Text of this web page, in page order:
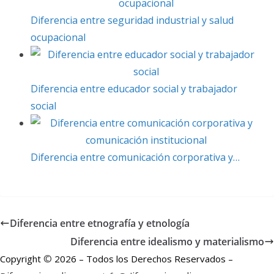
Diferencia entre seguridad industrial y salud
ocupacional
Diferencia entre educador social y trabajador
social
Diferencia entre comunicación corporativa y…
Diferencia entre etnografía y etnología
Diferencia entre idealismo y materialismo
Copyright © 2026 – Todos los Derechos Reservados –